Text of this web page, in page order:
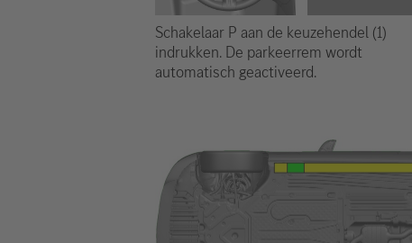
Schakelaar P aan de keuzehendel (1)
indrukken. De parkeerrem wordt
automatisch geactiveerd.